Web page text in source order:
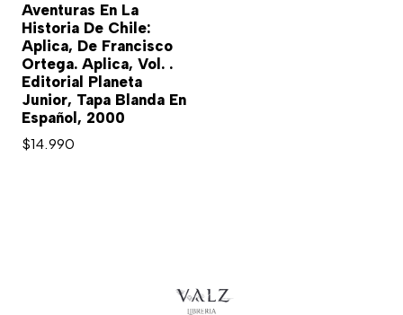
Aventuras En La
Historia De Chile:
Aplica, De Francisco
Ortega. Aplica, Vol. .
Editorial Planeta
Junior, Tapa Blanda En
Español, 2000
$14.990